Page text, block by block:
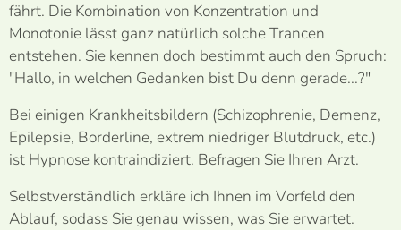
fährt. Die Kombination von Konzentration und
Monotonie lässt ganz natürlich solche Trancen
entstehen. Sie kennen doch bestimmt auch den Spruch:
"Hallo, in welchen Gedanken bist Du denn gerade...?"
Bei einigen Krankheitsbildern (Schizophrenie, Demenz,
Epilepsie, Borderline, extrem niedriger Blutdruck, etc.)
ist Hypnose kontraindiziert. Befragen Sie Ihren Arzt.
Selbstverständlich erkläre ich Ihnen im Vorfeld den
Ablauf, sodass Sie genau wissen, was Sie erwartet.